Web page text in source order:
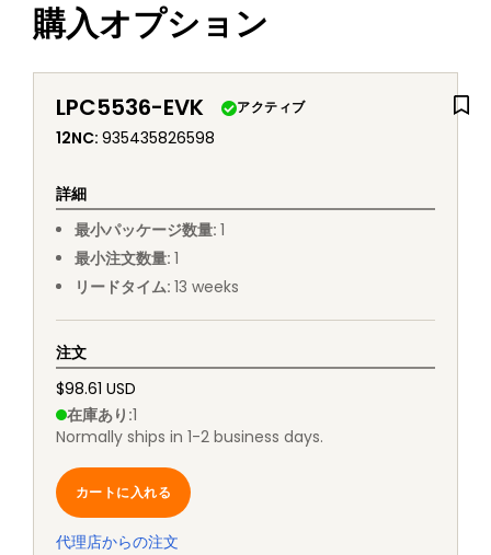
購入オプション
LPC5536-EVK アクティブ
12NC: 935435826598
詳細
最小パッケージ数量: 1
最小注文数量: 1
リードタイム: 13 weeks
注文
$98.61 USD
在庫あり :1
Normally ships in 1-2 business days.
カートに入れる
代理店からの注文